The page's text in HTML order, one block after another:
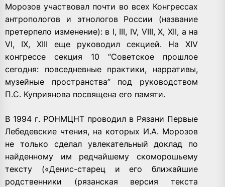
Морозов участвовал почти во всех Конгрессах
антропологов и этнологов России (название
претерпело изменение): в I, III, IV, VIII, X, XII, а на
VI, IX, XIII еще руководил секцией. На XIV
конгрессе секция 10 “Советское прошлое
сегодня: повседневные практики, нарративы,
музейные пространства” под руководством
П.С. Куприянова посвящена его памяти.
В 1994 г. РОНМЦНТ проводил в Рязани Первые
Лебедевские чтения, на которых И.А. Морозов
не только сделал увлекательный доклад по
найденному им редчайшему скоморошьему
тексту («Денис-старец и его ближайшие
родственники (рязанская версия текста